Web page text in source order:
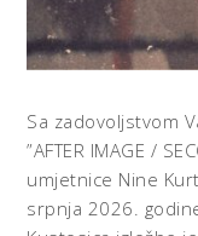
Sa zadovoljstvom
”AFTER IMAGE /
umjetnice Nine
srpnja 2026.